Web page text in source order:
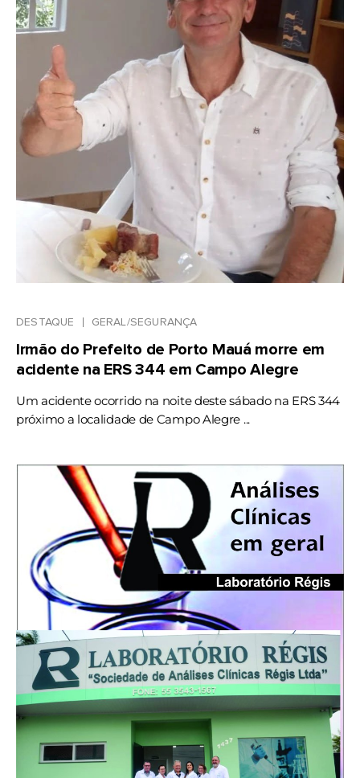
DESTAQUE GERAL/SEGURANÇA
Irmão do Prefeito de Porto Mauá morre em
acidente na ERS 344 em Campo Alegre
Um acidente ocorrido na noite deste sábado na ERS 344
próximo a localidade de Campo Alegre ...